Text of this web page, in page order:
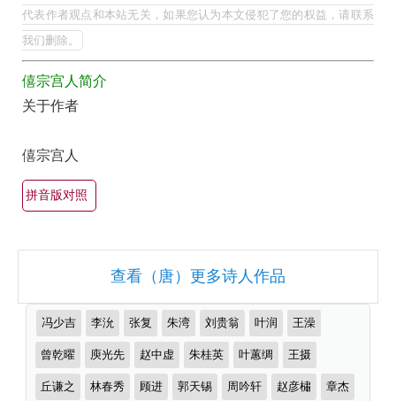
作
品
全
集
赏
（全
部
有
锦）-
古
宫
人
的
最
美
有
名
古
全
（精
代表作者观点和本站无关，如果您认为本文侵犯了您的权益，请联系
我们删除。
僖宗宫人简介
关于作者
僖宗宫人
拼音版对照
查看（唐）更多诗人作品
推
荐
作
者
冯少吉 李沇 张复 朱湾 刘贵翁 叶润 王澡
曾乾曜 庾光先 赵中虚 朱桂英 叶蕙绸 王摄
丘谦之 林春秀 顾进 郭天锡 周吟轩 赵彦橚 章杰